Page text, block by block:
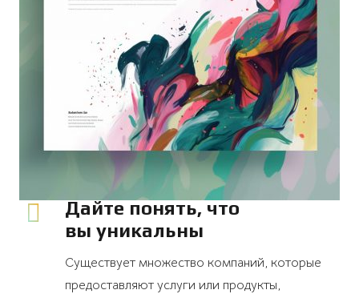
Дайте понять, что
вы уникальны
Существует множество компаний, которые
предоставляют услуги или продукты,